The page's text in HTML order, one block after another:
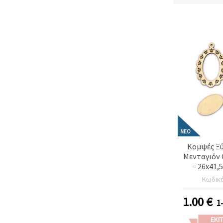
ΝΈΟ
Κομψές
–
Πλαίσιο
και
Τεμ. για
DIY
1.00€